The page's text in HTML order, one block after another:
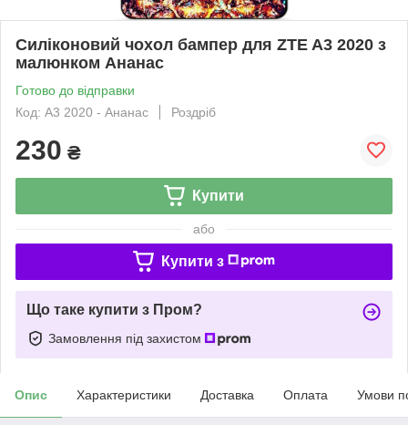
Силіконовий чохол бампер для ZTE A3 2020 з
малюнком Ананас
Готово до відправки
Код: A3 2020 - Ананас
Роздріб
230 ₴
Купити
або
Купити з
Що таке купити з Пром?
Замовлення під захистом
Опис Характеристики Доставка Оплата Умови